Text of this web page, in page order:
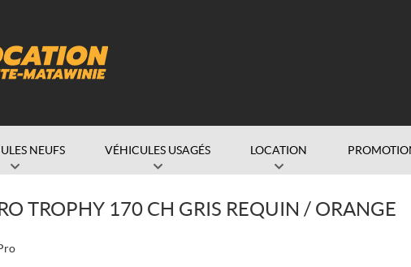
NEUFS VÉHICULES USAGÉS LOCATION
TROPHY 170 CH GRIS REQUIN / ORANGE